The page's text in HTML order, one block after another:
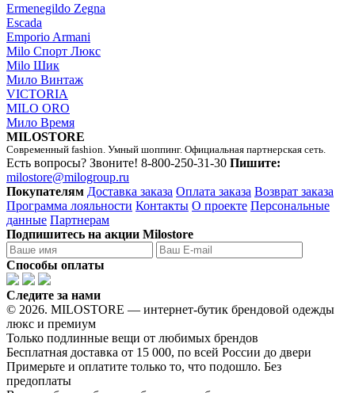
Ermenegildo Zegna
Escada
Emporio Armani
Milo Спорт Люкс
Milo Шик
Мило Винтаж
VICTORIA
MILO ORO
Мило Время
MILOSTORE
Современный fashion. Умный шоппинг. Официальная партнерская сеть.
Есть вопросы? Звоните! 8-800-250-31-30 Пишите:
milostore@milogroup.ru
Покупателям Доставка заказа Оплата заказа Возврат заказа
Программа лояльности Контакты О проекте Персональные
данные Партнерам
Подпишитесь на акции Milostore
Способы оплаты
Следите за нами
© 2026. MILOSTORE — интернет-бутик брендовой одежды
люкс и премиум
Только подлинные вещи от любимых брендов
Бесплатная доставка от 15 000, по всей России до двери
Примерьте и оплатите только то, что подошло. Без
предоплаты